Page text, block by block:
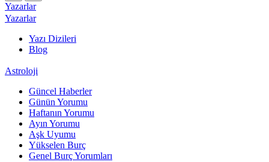
Yazarlar
Yazarlar
Yazı Dizileri
Blog
Astroloji
Güncel Haberler
Günün Yorumu
Haftanın Yorumu
Ayın Yorumu
Aşk Uyumu
Yükselen Burç
Genel Burç Yorumları